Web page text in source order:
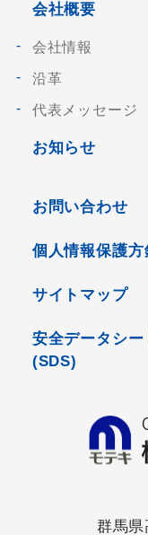
会社概要
会社情報
沿革
代表メッセージ
お知らせ
お問い合わせ
個人情報保護方
サイトマップ
安全データシー
(SDS)
群馬